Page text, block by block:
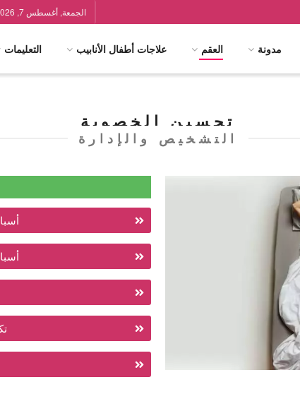
الجمعة, أغسطس 7, 2026
مدونة العقم علاجات أطفال الأنابيب التعليمات
تحسين الخصوبة
التشخيص والإدارة